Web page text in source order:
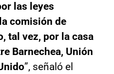
las leyes
comisión de
tal vez, por la casa
Barnechea, Unión
”, señaló el